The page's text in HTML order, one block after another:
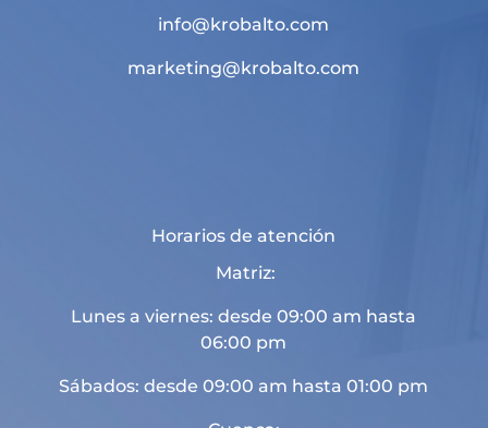
info@krobalto.com
marketing@krobalto.com
Horarios de atención
Matriz:
Lunes a viernes: desde 09:00 am hasta
06:00 pm
Sábados: desde 09:00 am hasta 01:00 pm